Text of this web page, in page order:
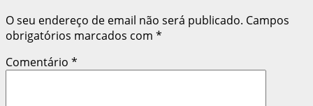
O seu endereço de email não será publicado. Campos
obrigatórios marcados com *
Comentário *